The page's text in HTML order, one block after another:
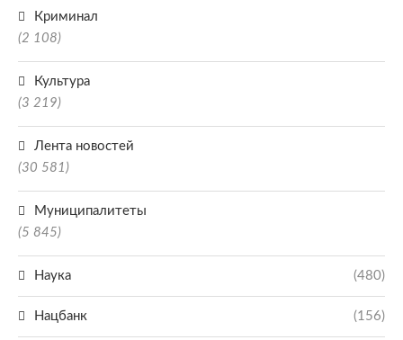
Криминал
(2 108)
Культура
(3 219)
Лента новостей
(30 581)
Муниципалитеты
(5 845)
Наука (480)
Нацбанк (156)